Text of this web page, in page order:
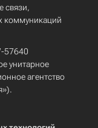
связи,
коммуникаций
57640
унитарное
агентство